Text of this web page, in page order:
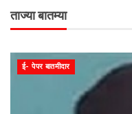
ताज्या बातम्या
ई- पेपर बातमीदार